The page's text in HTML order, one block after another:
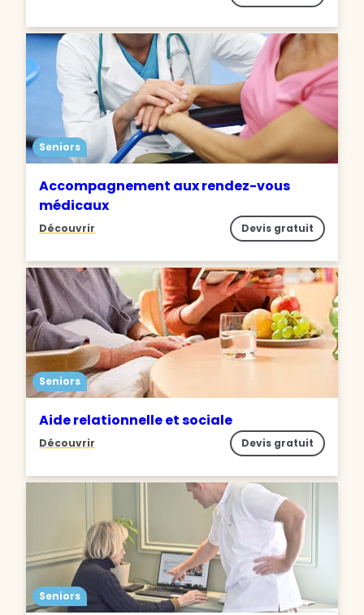
Seniors
Accompagnement aux rendez-vous
médicaux
Découvrir Devis gratuit
Seniors
Aide relationnelle et sociale
Découvrir Devis gratuit
Seniors